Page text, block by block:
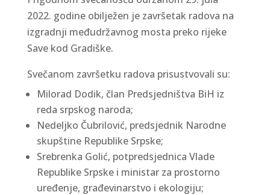
2022. godine obilježen je završetak radova na
izgradnji međudržavnog mosta preko rijeke
Save kod Gradiške.
Svečanom završetku radova prisustvovali su:
Milorad Dodik, član Predsjedništva BiH iz
reda srpskog naroda;
Nedeljko Čubrilović, predsjednik Narodne
skupštine Republike Srpske;
Srebrenka Golić, potpredsjednica Vlade
Republike Srpske i ministar za prostorno
uređenje, građevinarstvo i ekologiju;